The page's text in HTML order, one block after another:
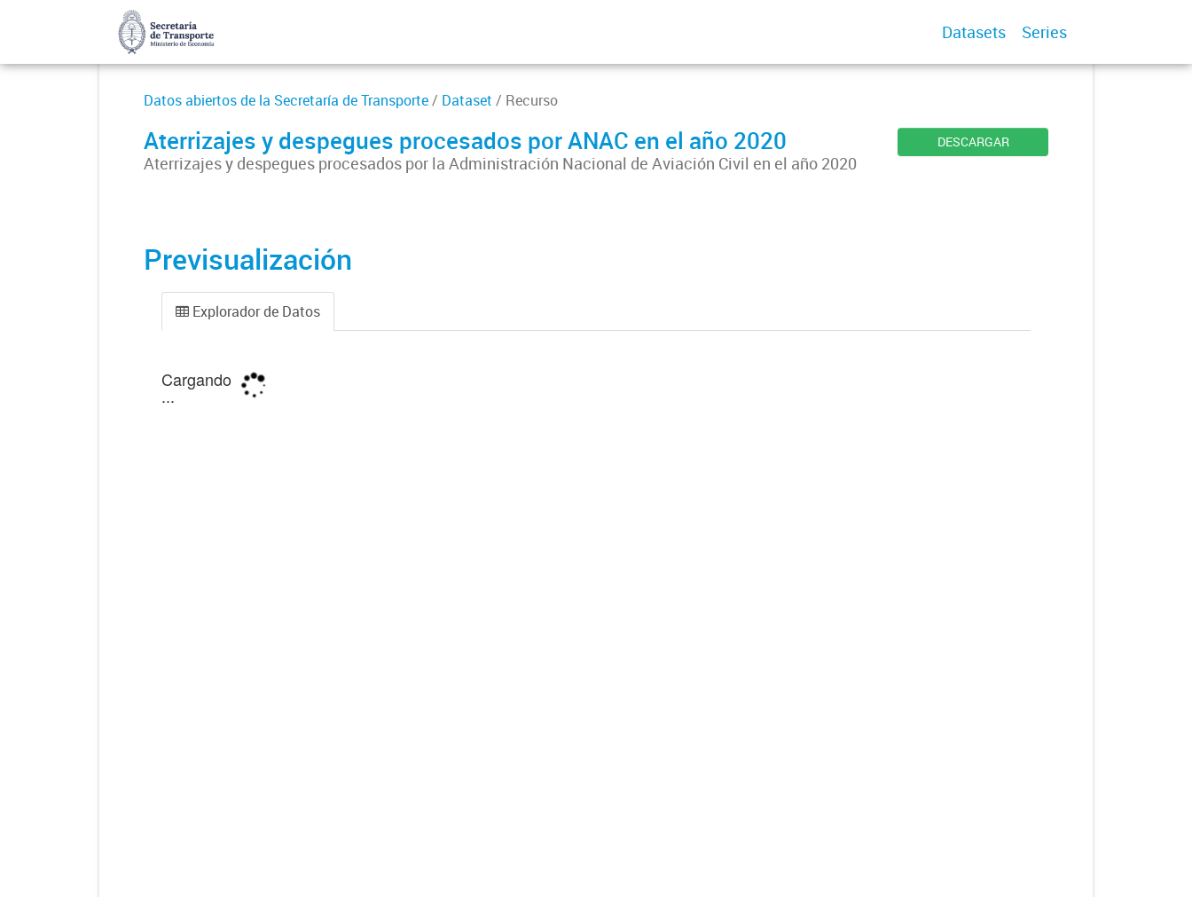
Datasets Series
Datos abiertos de la Secretaría de Transporte/ Dataset / Recurso
Aterrizajes y despegues procesados por ANAC en el año 2020
Aterrizajes y despegues procesados por la Administración Nacional de Aviación Civil en el año 2020
DESCARGAR
Previsualización
Explorador de Datos